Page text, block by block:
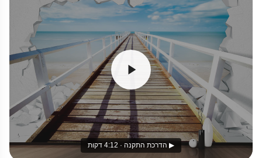
▶ הדרכת התקנה · 4:12 דקות